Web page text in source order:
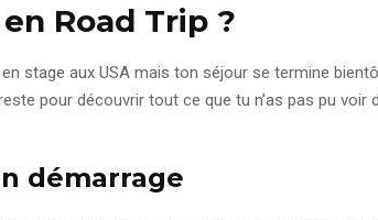
Road Trip ?
stage aux USA mais ton séjour se termine
pour découvrir tout ce que tu n’as pas pu voir
démarrage